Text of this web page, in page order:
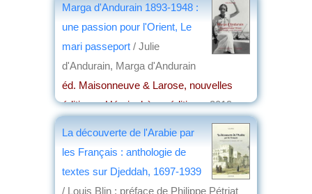
Marga d'Andurain 1893-1948 :
une passion pour l'Orient, Le
mari passeport / Julie
d'Andurain, Marga d'Andurain
éd. Maisonneuve & Larose, nouvelles
éditions , Hémisphères éditions, 2019
La découverte de l'Arabie par
les Français : anthologie de
textes sur Djeddah, 1697-1939
/ Louis Blin ; préface de Philippe Pétriat